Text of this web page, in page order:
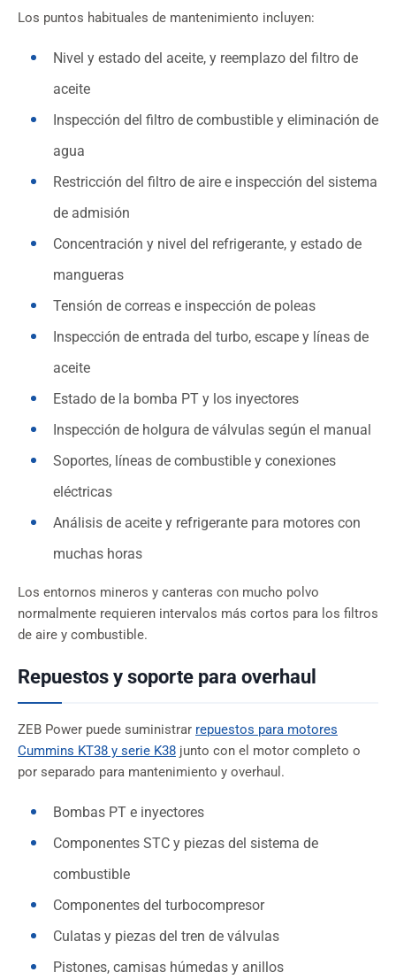
Los puntos habituales de mantenimiento incluyen:
Nivel y estado del aceite, y reemplazo del filtro de
aceite
Inspección del filtro de combustible y eliminación de
agua
Restricción del filtro de aire e inspección del sistema
de admisión
Concentración y nivel del refrigerante, y estado de
mangueras
Tensión de correas e inspección de poleas
Inspección de entrada del turbo, escape y líneas de
aceite
Estado de la bomba PT y los inyectores
Inspección de holgura de válvulas según el manual
Soportes, líneas de combustible y conexiones
eléctricas
Análisis de aceite y refrigerante para motores con
muchas horas
Los entornos mineros y canteras con mucho polvo
normalmente requieren intervalos más cortos para los filtros
de aire y combustible.
Repuestos y soporte para overhaul
ZEB Power puede suministrar repuestos para motores
Cummins KT38 y serie K38 junto con el motor completo o
por separado para mantenimiento y overhaul.
Bombas PT e inyectores
Componentes STC y piezas del sistema de
combustible
Componentes del turbocompresor
Culatas y piezas del tren de válvulas
Pistones, camisas húmedas y anillos